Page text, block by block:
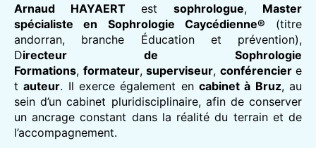
Arnaud HAYAERTest sophrologue, Master
spécialiste en Sophrologie Caycédienne® (titre
andorran, branche Éducation et prévention),
Directeur de Sophrologie
Formations, formateur, superviseur, conférenciere
tauteur. Il exerce également encabinet à Bruz, au
sein d’un cabinet pluridisciplinaire, afin de conserver
un ancrage constant dans la réalité du terrain et de
l’accompagnement.